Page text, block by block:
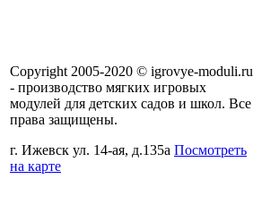
Copyright 2005-2020 © igrovye-moduli.ru
- производство мягких игровых
модулей для детских садов и школ. Все
права защищены.
г. Ижевск ул. 14-ая, д.135а Посмотреть
на карте